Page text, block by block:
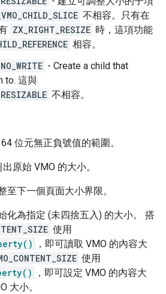
不相容。只有在
ZX_RIGHT_RESIZE 時，這項功能
相容。
- Create a child that
to. 這與
不相容。
位元無正負號值的範圍。
原始 VMO 的大小。
至下一個頁面大小界限。
化為指定 (未四捨五入) 的大小。 搭
使用
，即可讀取 VMO 的內容大
使用
，即可設定 VMO 的內容大
大小。